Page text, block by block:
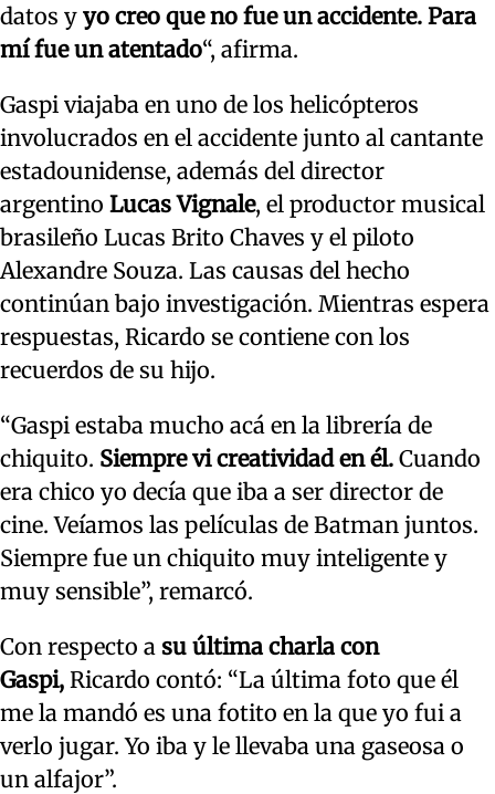
datos y yo creo que no fue un accidente. Para
mí fue un atentado“, afirma.
Gaspi viajaba en uno de los helicópteros
involucrados en el accidente junto al cantante
estadounidense, además del director
argentino Lucas Vignale, el productor musical
brasileño Lucas Brito Chaves y el piloto
Alexandre Souza. Las causas del hecho
continúan bajo investigación. Mientras espera
respuestas, Ricardo se contiene con los
recuerdos de su hijo.
“Gaspi estaba mucho acá en la librería de
chiquito. Siempre vi creatividad en él. Cuando
era chico yo decía que iba a ser director de
cine. Veíamos las películas de Batman juntos.
Siempre fue un chiquito muy inteligente y
muy sensible”, remarcó.
Con respecto a su última charla con
Gaspi, Ricardo contó: “La última foto que él
me la mandó es una fotito en la que yo fui a
verlo jugar. Yo iba y le llevaba una gaseosa o
un alfajor”.